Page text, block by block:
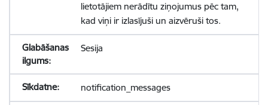
lietotājiem nerādītu ziņojumus pēc tam,
kad viņi ir izlasījuši un aizvēruši tos.
Sesija
notification_messages